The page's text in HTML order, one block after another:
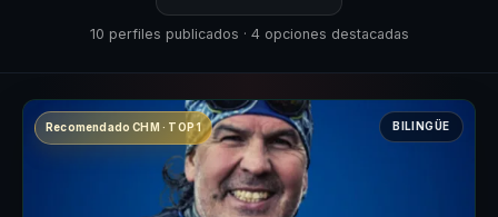
10 perfiles publicados · 4 opciones destacadas
Recomendado CHM · TOP 1 BILINGÜE